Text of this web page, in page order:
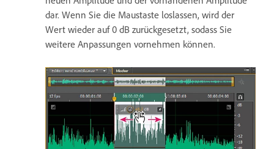
dar. Wenn Sie die Maustaste loslassen, wird der
Wert wieder auf 0 dB zurückgesetzt, sodass Sie
weitere Anpassungen vornehmen können.